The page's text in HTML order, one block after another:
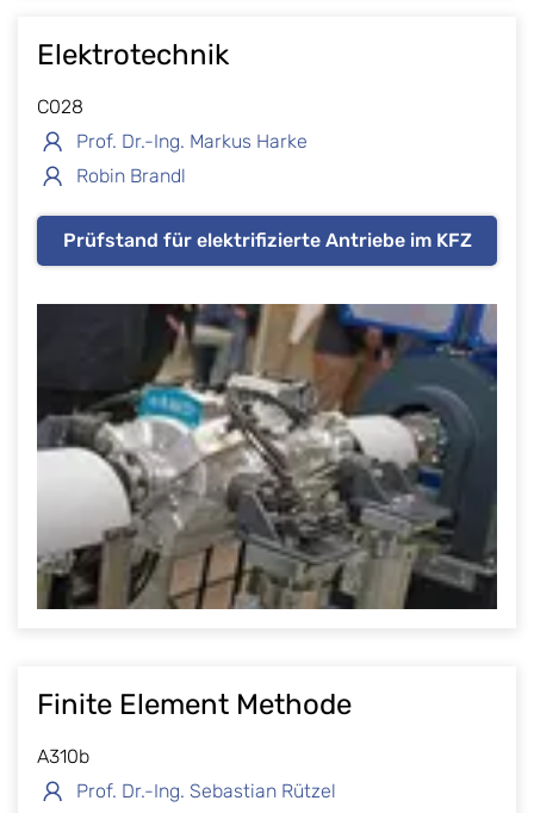
Elektrotechnik
C028
Prof. Dr.-Ing. Markus Harke
Robin Brandl
Prüfstand für elektrifizierte Antriebe im KFZ
Finite Element Methode
A310b
Prof. Dr.-Ing. Sebastian Rützel